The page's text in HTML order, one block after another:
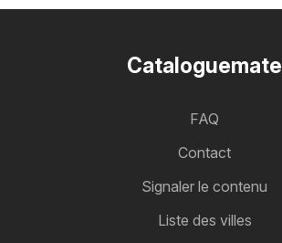
Cataloguemate
FAQ
Contact
Signaler le contenu
Liste des villes